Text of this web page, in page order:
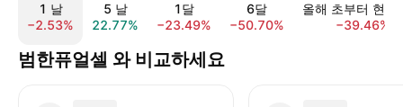
1 날
−2.53%
5 날
22.77%
1달
−23.49%
6달
−50.70%
올해 초부터 현재
−39.46%
범한퓨얼셀 와 비교하세요